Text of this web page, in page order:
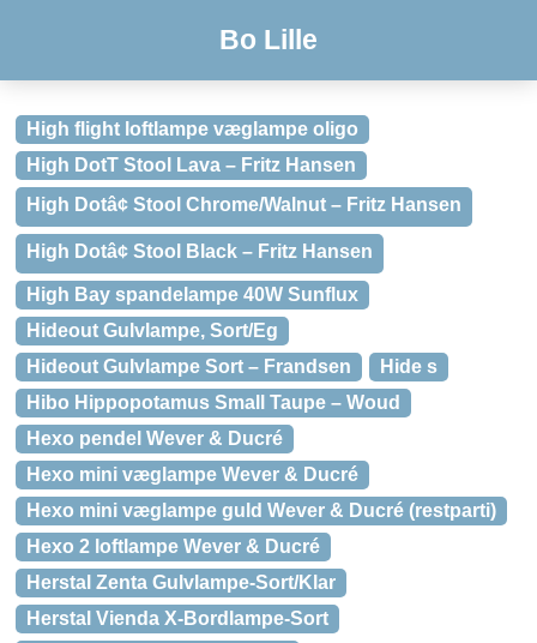
Bo Lille
High flight loftlampe væglampe oligo
High DotT Stool Lava – Fritz Hansen
High Dotâ¢ Stool Chrome/Walnut – Fritz Hansen
High Dotâ¢ Stool Black – Fritz Hansen
High Bay spandelampe 40W Sunflux
Hideout Gulvlampe, Sort/Eg
Hideout Gulvlampe Sort – Frandsen
Hide s
Hibo Hippopotamus Small Taupe – Woud
Hexo pendel Wever & Ducré
Hexo mini væglampe Wever & Ducré
Hexo mini væglampe guld Wever & Ducré (restparti)
Hexo 2 loftlampe Wever & Ducré
Herstal Zenta Gulvlampe-Sort/Klar
Herstal Vienda X-Bordlampe-Sort